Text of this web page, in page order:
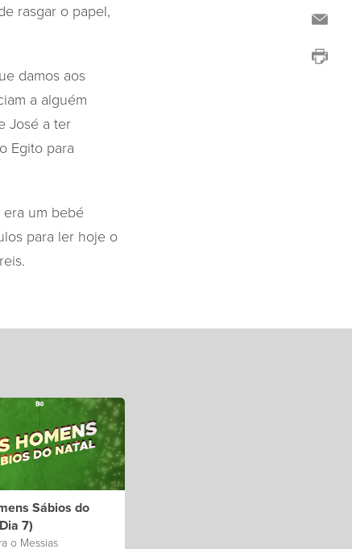
rasgar o papel,
damos aos
a alguém
José a ter
Egito para
era um bebé
para ler hoje o
Sábios do
7)
o Messias